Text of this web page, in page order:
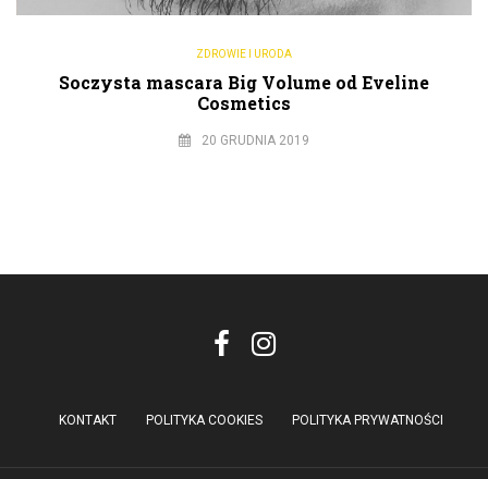
ZDROWIE I URODA
Soczysta mascara Big Volume od Eveline
Cosmetics
20 GRUDNIA 2019
KONTAKT POLITYKA COOKIES POLITYKA PRYWATNOŚCI